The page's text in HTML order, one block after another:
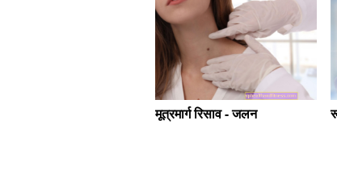
मूत्रमार्ग रिसाव - जलन